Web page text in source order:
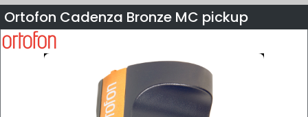
Ortofon Cadenza Bronze MC pickup